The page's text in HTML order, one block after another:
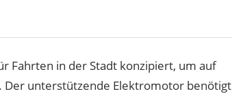
Fahrten in der Stadt konzipiert, um auf
Der unterstützende Elektromotor benötigt